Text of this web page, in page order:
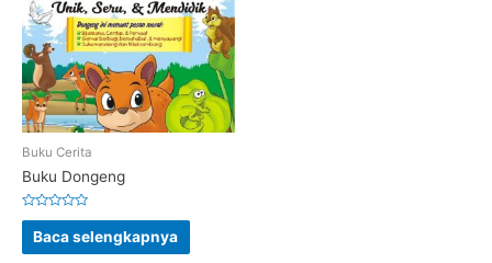
Buku Cerita
Buku Dongeng
Dinilai
dari
5
Baca selengkapnya